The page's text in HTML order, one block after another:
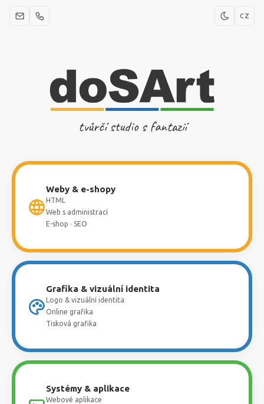
CZ
tvůrčí studio s fantazií
Weby & e-shopy
HTML
Web s administrací
E-shop · SEO
Grafika & vizuální identita
Logo & vizuální identita
Online grafika
Tisková grafika
Systémy & aplikace
Webové aplikace